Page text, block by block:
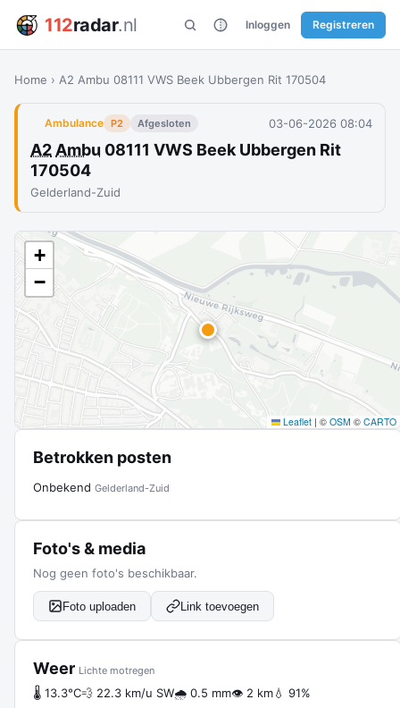
112radar.nl Inloggen Registreren
Home › A2 Ambu 08111 VWS Beek Ubbergen Rit 170504
Ambulance P2 Afgesloten 03-06-2026 08:04
A2 Ambu 08111 VWS Beek Ubbergen Rit
170504
Gelderland-Zuid
+
−
Leaflet | © OSM © CARTO
Betrokken posten
Onbekend Gelderland-Zuid
Foto's & media
Nog geen foto's beschikbaar.
Foto uploaden Link toevoegen
Weer Lichte motregen
🌡 13.3°C💨 22.3 km/u SW🌧 0.5 mm👁 2 km💧 91%